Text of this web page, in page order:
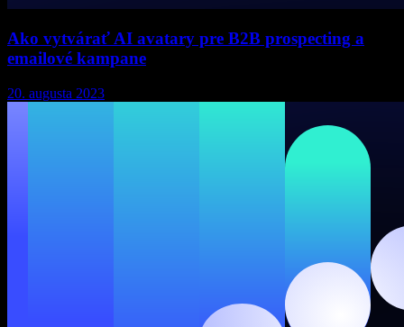
Ako vytvárať AI avatary pre B2B prospecting a
emailové kampane
20. augusta 2023